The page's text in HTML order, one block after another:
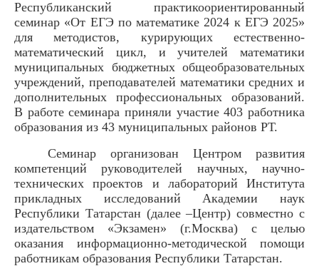
Республиканский практикоориентированный
семинар «От ЕГЭ по математике 2024 к ЕГЭ 2025»
для методистов, курирующих естественно-
математический цикл, и учителей математики
муниципальных бюджетных общеобразовательных
учреждений, преподавателей математики средних и
дополнительных профессиональных образований.
В работе семинара приняли участие 403 работника
образования из 43 муниципальных районов РТ.
Семинар организован Центром развития
компетенций руководителей научных, научно-
технических проектов и лабораторий Института
прикладных исследований Академии наук
Республики Татарстан (далее –Центр) совместно с
издательством «Экзамен» (г.Москва) с целью
оказания информационно-методической помощи
работникам образования Республики Татарстан.